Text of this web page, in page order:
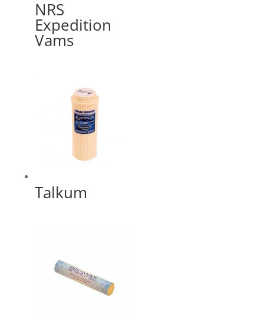
NRS
Expedition
Vams
Talkum